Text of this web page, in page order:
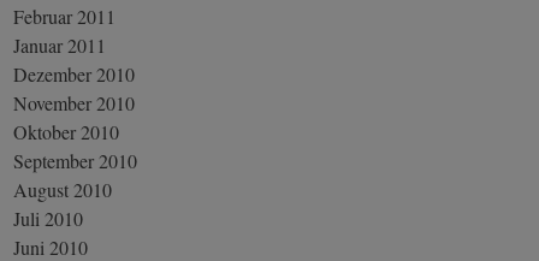
Februar 2011
Januar 2011
Dezember 2010
November 2010
Oktober 2010
September 2010
August 2010
Juli 2010
Juni 2010